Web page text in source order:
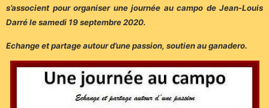
s’associent pour organiser une journée au campo de Jean-Louis
Darré le samedi 19 septembre 2020.
Echange et partage autour d’une passion, soutien au ganadero.